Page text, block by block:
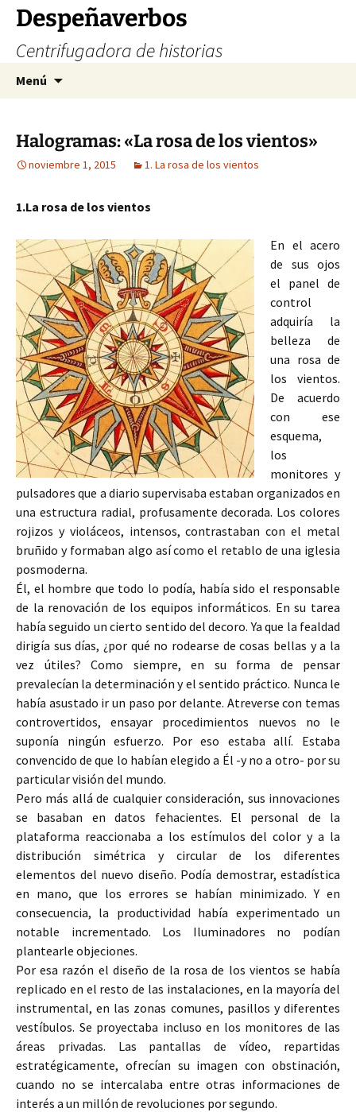
Saltar
contenido
Despeñaverbos
Centrifugadora de historias
Menú
Halogramas: «La rosa de los vientos»
noviembre 1, 2015 1. La rosa de los vientos
1.La rosa de los vientos
En el acero
de sus ojos
el panel de
control
adquiría la
belleza de
una rosa de
los vientos.
De acuerdo
con ese
esquema,
los
monitores y
pulsadores que a diario supervisaba estaban organizados en
una estructura radial, profusamente decorada. Los colores
rojizos y violáceos, intensos, contrastaban con el metal
bruñido y formaban algo así como el retablo de una iglesia
posmoderna.
Él, el hombre que todo lo podía, había sido el responsable
de la renovación de los equipos informáticos. En su tarea
había seguido un cierto sentido del decoro. Ya que la fealdad
dirigía sus días, ¿por qué no rodearse de cosas bellas y a la
vez útiles? Como siempre, en su forma de pensar
prevalecían la determinación y el sentido práctico. Nunca le
había asustado ir un paso por delante. Atreverse con temas
controvertidos, ensayar procedimientos nuevos no le
suponía ningún esfuerzo. Por eso estaba allí. Estaba
convencido de que lo habían elegido a Él -y no a otro- por su
particular visión del mundo.
Pero más allá de cualquier consideración, sus innovaciones
se basaban en datos fehacientes. El personal de la
plataforma reaccionaba a los estímulos del color y a la
distribución simétrica y circular de los diferentes
elementos del nuevo diseño. Podía demostrar, estadística
en mano, que los errores se habían minimizado. Y en
consecuencia, la productividad había experimentado un
notable incrementado. Los Iluminadores no podían
plantearle objeciones.
Por esa razón el diseño de la rosa de los vientos se había
replicado en el resto de las instalaciones, en la mayoría del
instrumental, en las zonas comunes, pasillos y diferentes
vestíbulos. Se proyectaba incluso en los monitores de las
áreas privadas. Las pantallas de vídeo, repartidas
estratégicamente, ofrecían su imagen con obstinación,
cuando no se intercalaba entre otras informaciones de
interés a un millón de revoluciones por segundo.